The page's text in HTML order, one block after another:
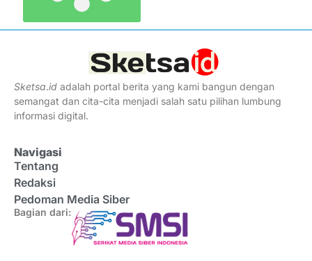
Sketsa.id adalah portal berita yang kami bangun dengan
semangat dan cita-cita menjadi salah satu pilihan lumbung
informasi digital.
Navigasi
Tentang
Redaksi
Pedoman Media Siber
Bagian dari: